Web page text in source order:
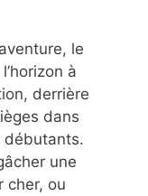
le
à
derrière
dans
débutants.
une
cher, ou